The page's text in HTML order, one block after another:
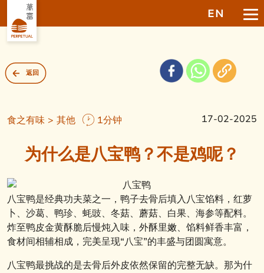
EN
返回
食之有味 > 其他 1分钟 17-02-2025
为什么是八宝鸭？不是鸡呢？
八宝鸭是经典功夫菜之一，鸭子去骨后填入八宝馅料，红萝
卜、沙葛、鸭珍、蚝豉、冬菇、蘑菇、白果、海参等配料。
炸至鸭皮金黄酥脆后慢炖入味，外酥里嫩、馅料鲜香丰富，
食材间相辅相成，完美呈现“八宝”的丰盛与团圆寓意。
八宝鸭最挑战的是去骨后外皮依然保留的完整无缺。那为什